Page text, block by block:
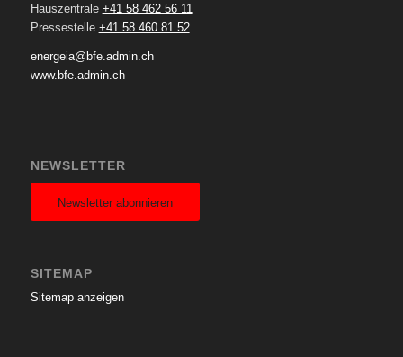
Hauszentrale +41 58 462 56 11
Pressestelle +41 58 460 81 52
energeia@bfe.admin.ch
www.bfe.admin.ch
NEWSLETTER
Newsletter abonnieren
SITEMAP
Sitemap anzeigen